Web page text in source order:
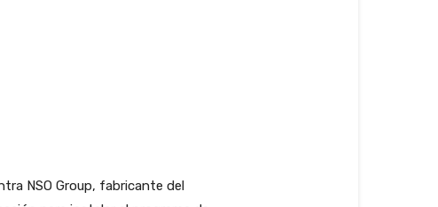
NSO Group, fabricante del